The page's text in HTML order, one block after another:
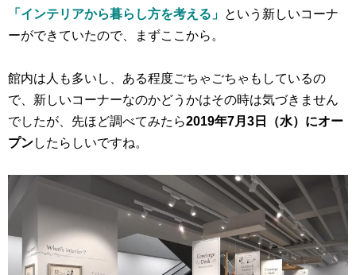
「インテリアから暮らし方を考える」 という新しいコーナ
ーができていたので、まずここから。
館内は人も多いし、ある程度ごちゃごちゃもしているの
で、新しいコーナーなのかどうかはその時は気づきません
でしたが、先ほど調べてみたら2019年7月3日（水）にオー
プンしたらしいですね。